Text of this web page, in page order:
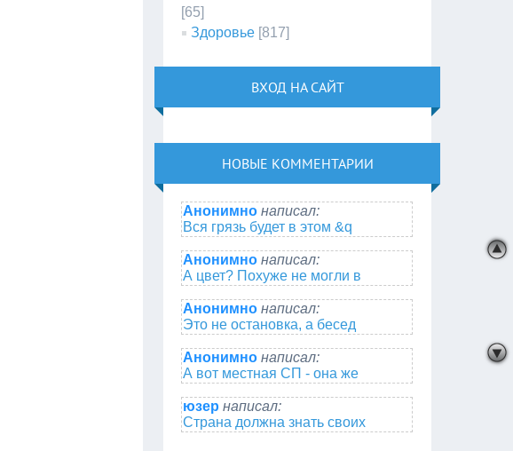
[65]
Здоровье [817]
ВХОД НА САЙТ
НОВЫЕ КОММЕНТАРИИ
Анонимно написал:
Вся грязь будет в этом &q
Анонимно написал:
А цвет? Похуже не могли в
Анонимно написал:
Это не остановка, а бесед
Анонимно написал:
А вот местная СП - она же
юзер написал:
Страна должна знать своих